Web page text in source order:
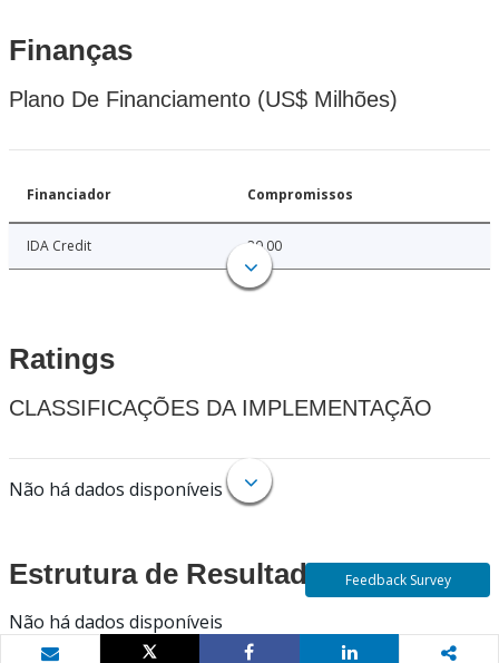
Finanças
Plano De Financiamento (US$ Milhões)
Financiador Compromissos
IDA Credit 20.00
Ratings
CLASSIFICAÇÕES DA IMPLEMENTAÇÃO
Não há dados disponíveis
Estrutura de Resultados
Não há dados disponíveis
Feedback Survey